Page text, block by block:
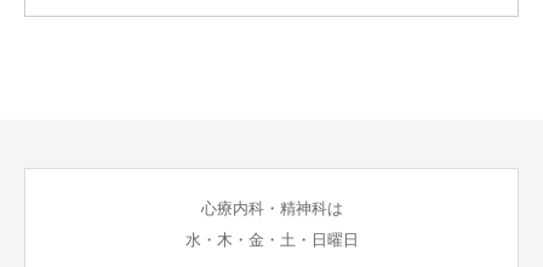
心療内科・精神科は
水・木・金・土・日曜日